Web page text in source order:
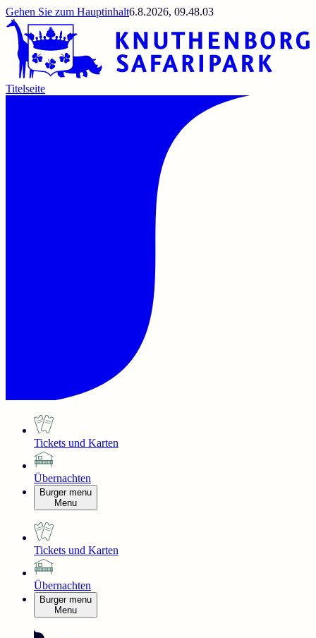
Gehen Sie zum Hauptinhalt6.8.2026, 09.48.03
Titelseite
Tickets und Karten
Übernachten
Burger menu
Menu
Tickets und Karten
Übernachten
Burger menu
Menu